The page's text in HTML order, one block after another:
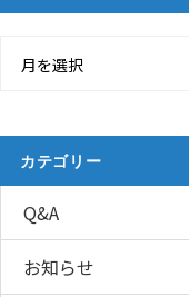
月を選択
カテゴリー
Q&A
お知らせ